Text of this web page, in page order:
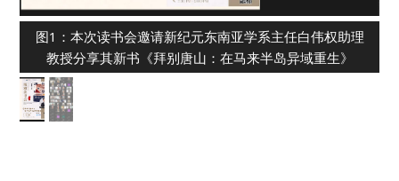
图1：本次读书会邀请新纪元东南亚学系主任白伟权助理
教授分享其新书《拜别唐山：在马来半岛异域重生》